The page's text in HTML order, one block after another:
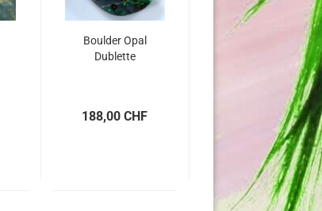
Boulder Opal
Dublette
188,00 CHF